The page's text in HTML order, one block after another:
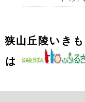
狭山丘陵いき
は